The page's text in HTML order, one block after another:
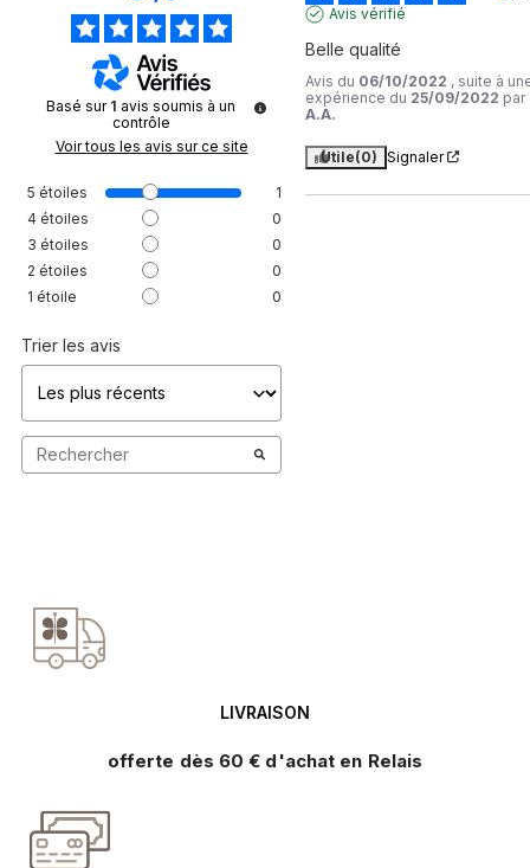
Basé sur 1 avis soumis à un
contrôle
Voir tous les avis sur ce site
5 étoiles
1
4 étoiles
0
3 étoiles
0
2 étoiles
0
1 étoile 0
Trier les avis
Avis vérifié
Belle qualité
Avis du 06/10/2022 , suite à
expérience du 25/09/2022 par
A.A.
Utile(0) Signaler
LIVRAISON
offerte dès 60 € d'achat en Relais